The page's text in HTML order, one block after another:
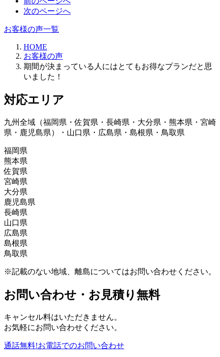
次のページへ
お客様の声一覧
HOME
お客様の声
期間が決まっている人にはとてもお得なプランだと思
いました！
対応エリア
九州全域（福岡県・佐賀県・長崎県・大分県・熊本県・宮崎
県・鹿児島県）・山口県・広島県・島根県・鳥取県
福岡県
朝倉郡、朝倉市、飯塚市、糸島市、うきは市、大川
市、大野城市、大牟田市、小郡市、遠賀郡、春日市、
糟屋郡、嘉穂郡、嘉麻市、北九州市、鞍手郡、久留米
市、古賀市、田川郡、田川市、太宰府市、筑後市、筑
紫野市、築上郡、那珂川市、中間市、直方市、福岡
市、福津市、豊前市、三井郡、三潴郡、京都郡、みや
ま市、宮若市、宗像市、柳川市、八女郡、八女市、行
橋市
熊本県
葦北郡、阿蘇郡、阿蘇市、天草郡、天草市、荒尾市、
宇城市、宇土市、上天草市、上益城郡、菊池郡、菊池
市、球磨郡、熊本市、合志郡、下益城郡、玉名郡、玉
名市、人吉市、水俣市、八代郡、八代市、山鹿市
佐賀県
伊万里市、嬉野市、小城市、鹿島市、唐津市、神埼
郡、神埼市、杵島郡、佐賀市、多久市、武雄市、鳥栖
市、西松浦郡、東松浦郡、藤津郡、三養基郡
宮崎県
えびの市、北諸県郡、串間市、小林市、児湯郡、西都
市、西臼杵郡、西諸県郡、日南市、延岡市、東臼杵
郡、東諸県郡、日向市、南那珂郡、都城市、宮崎郡、
宮崎市
大分県
宇佐市、臼杵市、大分市、杵築市、玖珠郡、国東市、
佐伯市、竹田市、津久見市、中津市、速見郡、日田
市、豊後大野市、豊後高田市、別府市、由布市
鹿児島県
姶良郡、姶良市、阿久根市、伊佐郡、伊佐市、出水
郡、出水市、いちき串木野市、指宿郡、指宿市、大口
市、鹿児島郡、鹿児島市、加世田市、鹿屋市、肝属
郡、霧島市、串木野市、国分市、薩摩郡、薩摩川内
市、志布志市、川内市、曽於郡、曽於市、垂水市、日
長崎県
諫早市、雲仙市、大村市、北松浦郡、五島市、西海
市、佐世保市、島原市、長崎市、西彼杵郡、東彼杵
郡、平戸市、松浦市、南島原市、南松浦郡
山口県
阿武郡、岩国市、宇部市、大島郡、玖珂郡、下松市、
熊毛郡、山陽小野田市、下関市、周南市、長門市、萩
市、光市、防府市、美祢市、柳井市、山口市
広島県
安芸郡、江田島市、大竹市、尾道市、呉市、庄原市、
神石郡、世羅郡、竹原市、豊田郡、廿日市市、東広島
郡
島根県
飯石郡、出雲市、雲南市、大田市、邑智郡、隠岐郡、
安来市
鳥取県
日野郡、八頭郡、米子市
※記載のない地域、離島についてはお問い合わせください。
お問い合わせ・お見積り無料
キャンセル料はいただきません。
お気軽にお問い合わせください。
通話無料!お電話でのお問い合わせ